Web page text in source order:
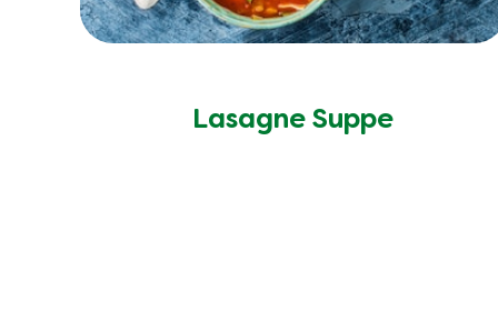
Lasagne Suppe